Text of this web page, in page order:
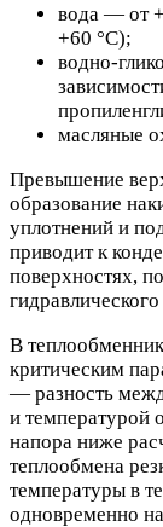
вода — от
+60 °C);
водно-
масляные
Превышение
образование
уплотнений и
приводит к
поверхностях,
В
критическим
— разность
и
напора ниже
теплообмена
температуры в
одновременно